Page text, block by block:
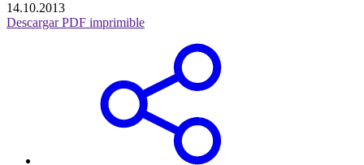
14.10.2013
Descargar PDF imprimible